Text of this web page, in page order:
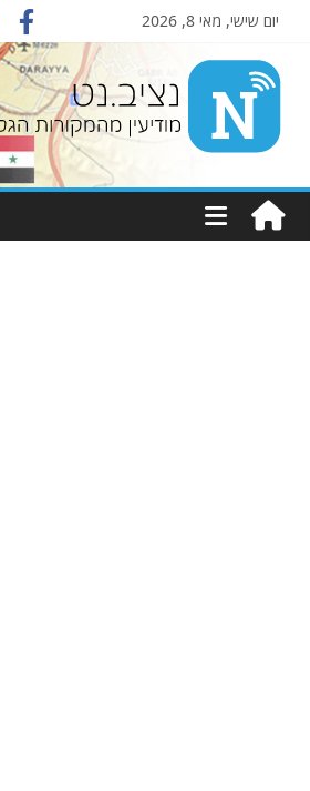
יום שישי, מאי 8, 2026
Nziv.net
מודיעין
מהמקורות